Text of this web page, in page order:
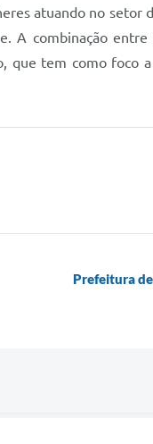
atuando no setor
A combinação
tem como foco
Prefeitura